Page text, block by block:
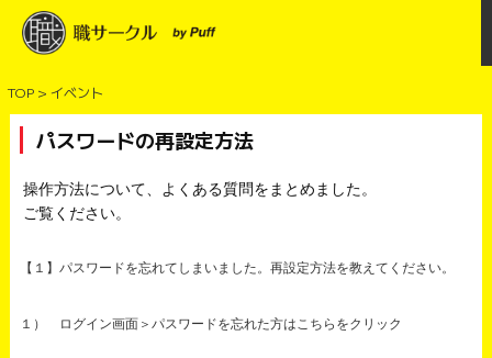
TOP > イベント
パスワードの再設定方法
操作方法について、よくある質問をまとめました。
ご覧ください。
【１】パスワードを忘れてしまいました。再設定方法を教えてください。
１） ログイン画面＞パスワードを忘れた方はこちらをクリック